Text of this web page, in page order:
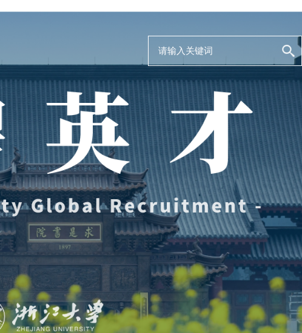
事业发展
Careers @ ZJU
人才计划与项目
人才发展与培养
教师培训与荣誉
支持保障
Work and Life
工作条件
人文关怀
住房资源
生活环境
子女教育
服务保障